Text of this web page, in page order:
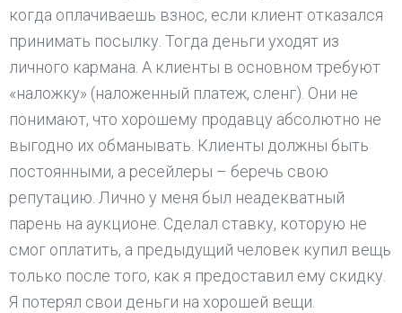
когда оплачиваешь взнос, если клиент отказался
принимать посылку. Тогда деньги уходят из
личного кармана. А клиенты в основном требуют
«наложку» (наложенный платеж, сленг). Они не
понимают, что хорошему продавцу абсолютно не
выгодно их обманывать. Клиенты должны быть
постоянными, а ресейлеры – беречь свою
репутацию. Лично у меня был неадекватный
парень на аукционе. Сделал ставку, которую не
смог оплатить, а предыдущий человек купил вещь
только после того, как я предоставил ему скидку.
Я потерял свои деньги на хорошей вещи.